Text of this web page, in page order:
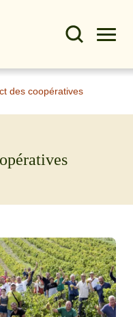
des coopératives